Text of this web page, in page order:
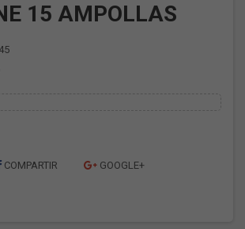
15 AMPOLLAS
COMPARTIR GOOGLE+